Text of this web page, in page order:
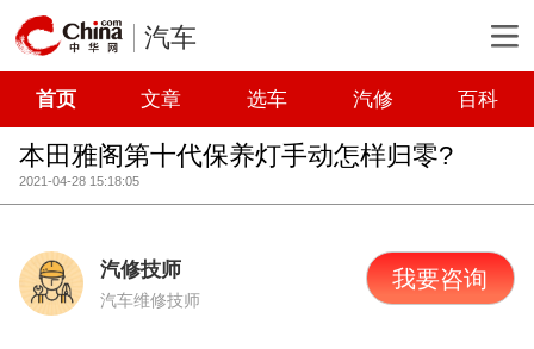
汽车
首页 文章 选车 汽修 百科
本田雅阁第十代保养灯手动怎样归零?
2021-04-28 15:18:05
汽修技师
汽车维修技师
我要咨询